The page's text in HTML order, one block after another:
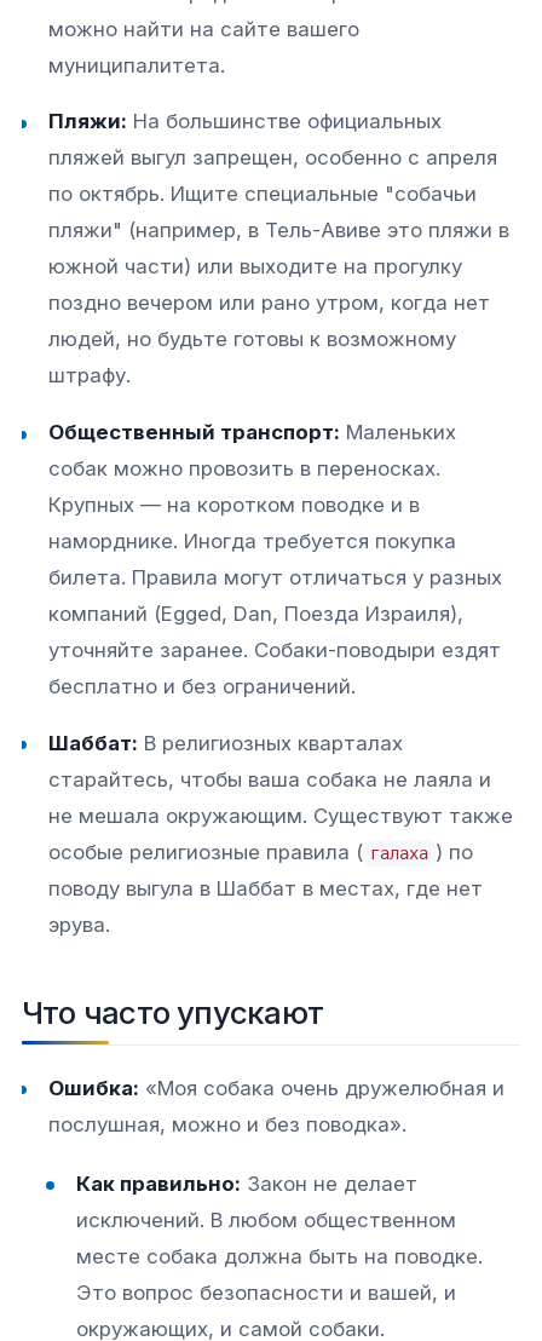
можно найти на сайте вашего
муниципалитета.
Пляжи: На большинстве официальных
пляжей выгул запрещен, особенно с апреля
по октябрь. Ищите специальные "собачьи
пляжи" (например, в Тель-Авиве это пляжи в
южной части) или выходите на прогулку
поздно вечером или рано утром, когда нет
людей, но будьте готовы к возможному
штрафу.​
Общественный транспорт: Маленьких
собак можно провозить в переносках.
Крупных — на коротком поводке и в
наморднике. Иногда требуется покупка
билета. Правила могут отличаться у разных
компаний (Egged, Dan, Поезда Израиля),
уточняйте заранее. Собаки-поводыри ездят
бесплатно и без ограничений.​
Шаббат: В религиозных кварталах
старайтесь, чтобы ваша собака не лаяла и
не мешала окружающим. Существуют также
особые религиозные правила ( галаха ) по
поводу выгула в Шаббат в местах, где нет
эрува.​
Что часто упускают
Ошибка: «Моя собака очень дружелюбная и
послушная, можно и без поводка».
Как правильно: Закон не делает
исключений. В любом общественном
месте собака должна быть на поводке.
Это вопрос безопасности и вашей, и
окружающих, и самой собаки.​